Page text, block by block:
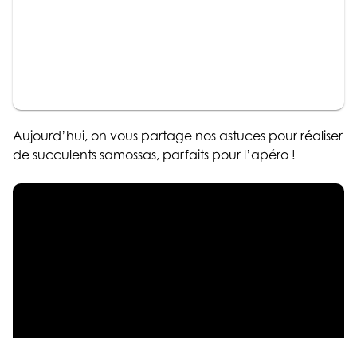
Aujourd’hui, on vous partage nos astuces pour réaliser
de succulents samossas, parfaits pour l’apéro !